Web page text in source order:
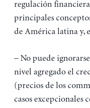
regulación
principales
de América latina y,
– No puede
nivel agregado el
(precios de los
casos excepcionales